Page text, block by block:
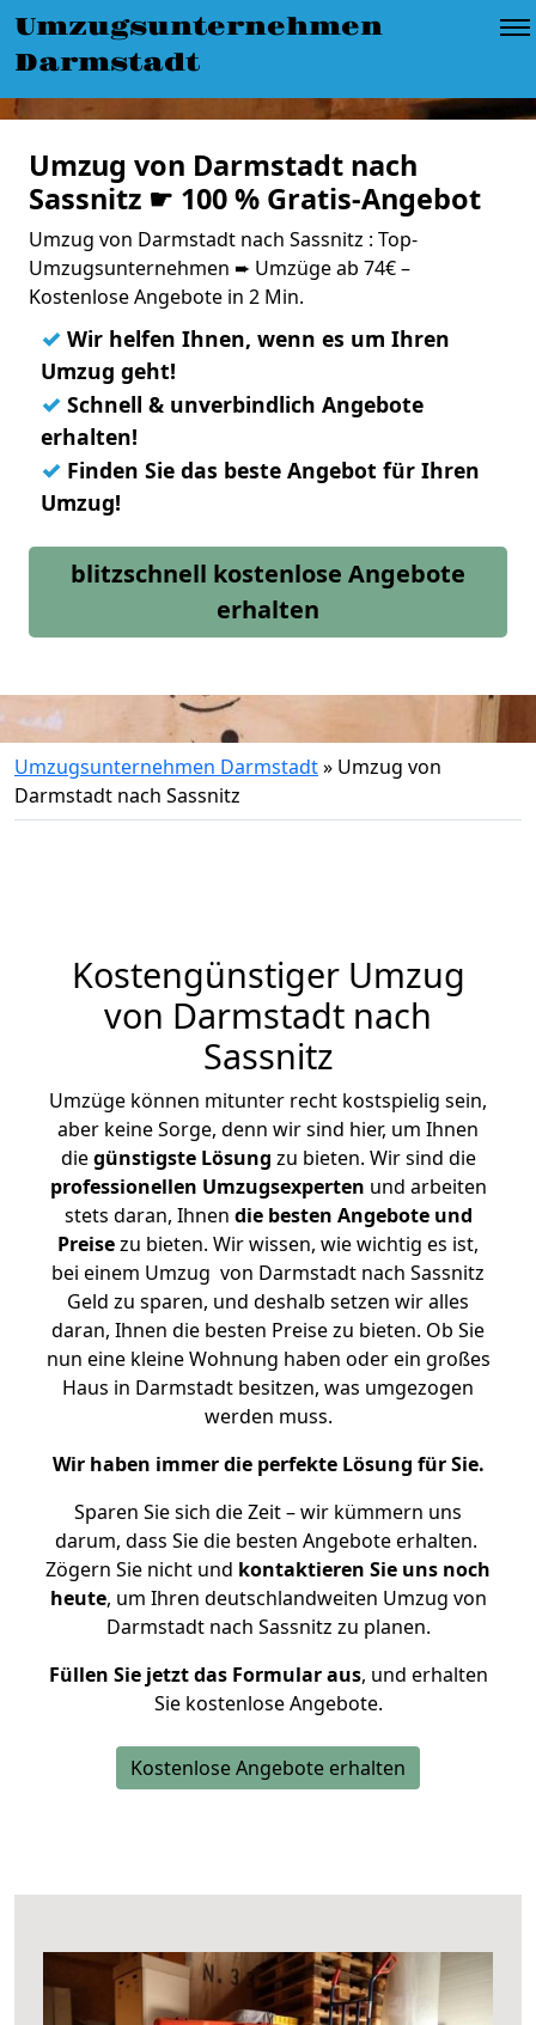
Umzugsunternehmen
Darmstadt
Umzug von Darmstadt nach
Sassnitz ☛ 100 % Gratis-Angebot
Umzug von Darmstadt nach Sassnitz : Top-
Umzugsunternehmen ➨ Umzüge ab 74€ –
Kostenlose Angebote in 2 Min.
✓ Wir helfen Ihnen, wenn es um Ihren
Umzug geht!
✓ Schnell & unverbindlich Angebote
erhalten!
✓ Finden Sie das beste Angebot für Ihren
Umzug!
blitzschnell kostenlose Angebote
erhalten
Umzugsunternehmen Darmstadt» Umzug von
Darmstadt nach Sassnitz
Kostengünstiger Umzug
von Darmstadt nach
Sassnitz
Umzüge können mitunter recht kostspielig sein,
aber keine Sorge, denn wir sind hier, um Ihnen
diegünstigste Lösung zu bieten. Wir sind die
professionellen Umzugsexperten und arbeiten
stets daran, Ihnen die besten Angebote und
Preisezu bieten. Wir wissen, wie wichtig es ist,
bei einem Umzug von Darmstadt nach Sassnitz
Geld zu sparen, und deshalb setzen wir alles
daran, Ihnen die besten Preise zu bieten. Ob Sie
nun eine kleine Wohnung haben oder ein großes
Haus in Darmstadt besitzen, was umgezogen
werden muss.
Wir haben immer die perfekte Lösung für Sie.
Sparen Sie sich die Zeit – wir kümmern uns
darum, dass Sie die besten Angebote erhalten.
Zögern Sie nicht und kontaktieren Sie uns noch
heute, um Ihren deutschlandweiten Umzug von
Darmstadt nach Sassnitz zu planen.
Füllen Sie jetzt das Formular aus, und erhalten
Sie kostenlose Angebote.
Kostenlose Angebote erhalten